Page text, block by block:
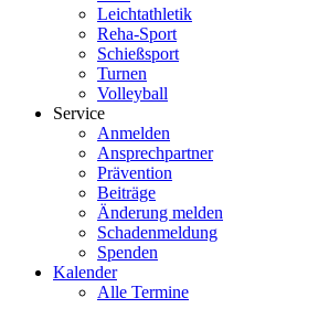
Leichtathletik
Reha-Sport
Schießsport
Turnen
Volleyball
Service
Anmelden
Ansprechpartner
Prävention
Beiträge
Änderung melden
Schadenmeldung
Spenden
Kalender
Alle Termine